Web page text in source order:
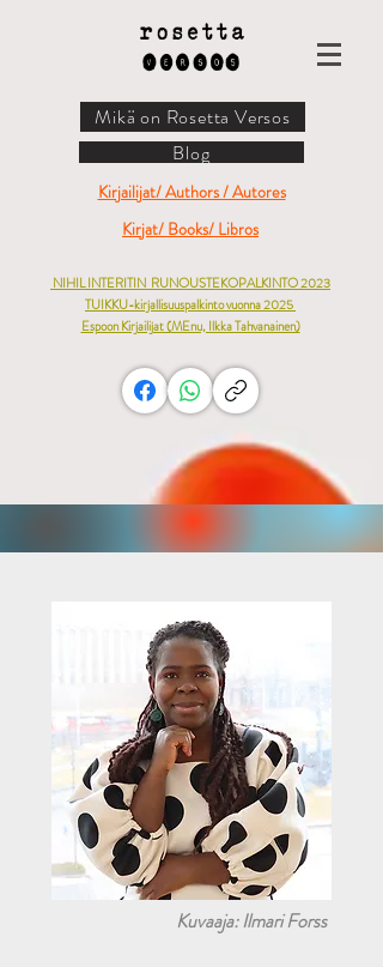
Mikä on Rosetta Versos
Blog
Kirjailijat/ Authors / Autores
Kirjat/ Books/ Libros
NIHIL INTERITIN RUNOUSTEKOPALKINTO 2023
TUIKKU-kirjallisuuspalkinto vuonna 2025
Espoon Kirjailijat (MEnu, Ilkka Tahvanainen)
Kuvaaja: Ilmari Forss